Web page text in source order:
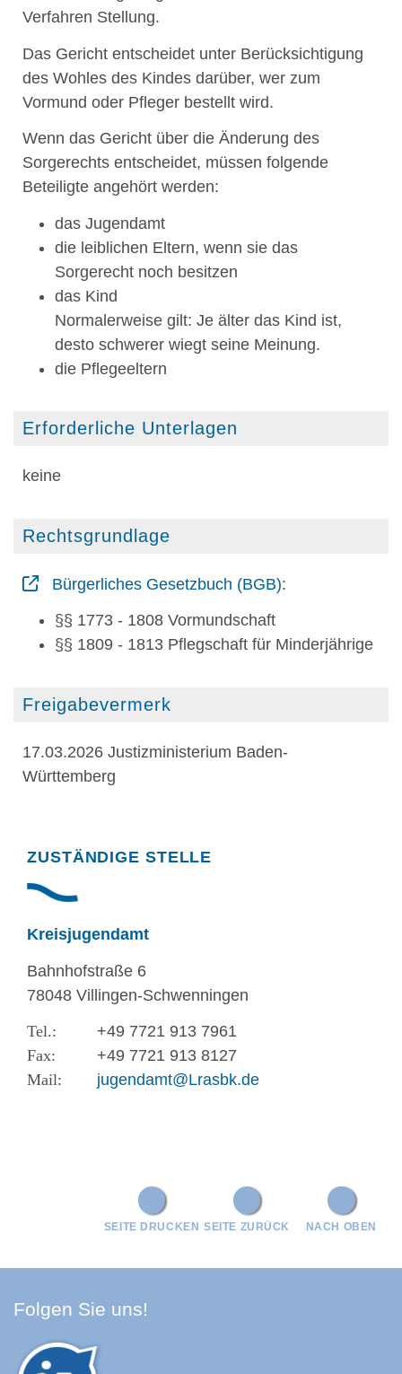
Verfahren Stellung.
Das Gericht entscheidet unter Berücksichtigung
des Wohles des Kindes darüber, wer zum
Vormund oder Pfleger bestellt wird.
Wenn das Gericht über die Änderung des
Sorgerechts entscheidet, müssen folgende
Beteiligte angehört werden:
das Jugendamt
die leiblichen Eltern, wenn sie das
Sorgerecht noch besitzen
das Kind
Normalerweise gilt: Je älter das Kind ist,
desto schwerer wiegt seine Meinung.
die Pflegeeltern
Erforderliche Unterlagen
keine
Rechtsgrundlage
Bürgerliches Gesetzbuch (BGB):
§§ 1773 - 1808 Vormundschaft
§§ 1809 - 1813 Pflegschaft für Minderjährige
Freigabevermerk
17.03.2026 Justizministerium Baden-
Württemberg
Randspalte
ZUSTÄNDIGE STELLE
Kreisjugendamt
Bahnhofstraße 6
78048 Villingen-Schwenningen
+49 7721 913 7961
+49 7721 913 8127
jugendamt@Lrasbk.de
NACH OBEN
SEITE ZURÜCK
SEITE DRUCKEN
Folgen Sie uns!